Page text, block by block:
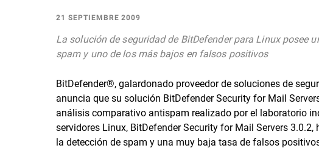
21 SEPTIEMBRE 2009
La solución de seguridad de BitDefender para Linux posee
spam y uno de los más bajos en falsos positivos
BitDefender®, galardonado proveedor de soluciones de
anuncia que su solución BitDefender Security for Mail
análisis comparativo antispam realizado por el laboratorio
servidores Linux, BitDefender Security for Mail Servers
la detección de spam y una muy baja tasa de falsos